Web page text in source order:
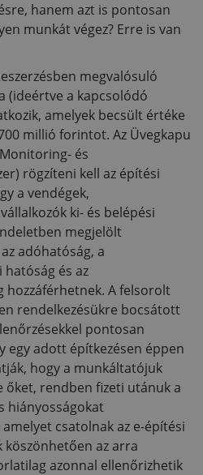
hanem azt is pontosan
munkát végez? Erre is van
megvalósuló
(ideértve a kapcsolódó
amelyek becsült értéke
millió forintot. Az Üvegkapu
és
rögzíteni kell az építési
a vendégek,
ki- és belépési
megjelölt
adóhatóság, a
és az
hozzáférhetnek. A felsorolt
rendelkezésükre bocsátott
pontosan
egy adott építkezésen éppen
hogy a munkáltatójuk
őket, rendben fizeti utánuk a
hiányosságokat
csatolnak az e-építési
köszönhetően az arra
azonnal ellenőrizhetik